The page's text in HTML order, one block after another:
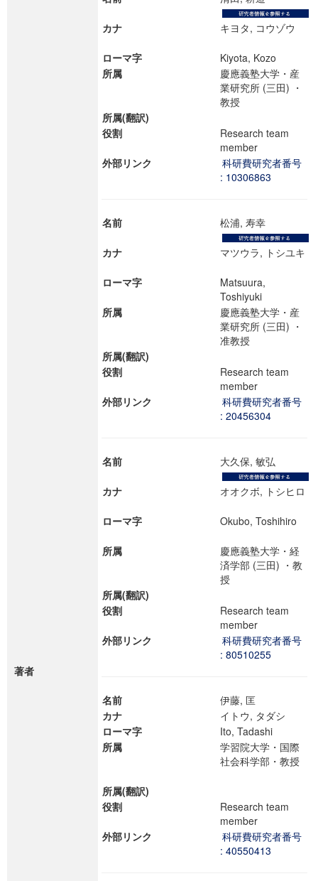
著者
カナ キヨタ, コウゾウ
ローマ字
Kiyota, Kozo
所属
慶應義塾大学・産
業研究所 (三田) ・
教授
所属(翻訳)
役割
Research team
member
外部リンク
科研費研究者番号
: 10306863
名前 松浦, 寿幸
カナ マツウラ, トシユキ
ローマ字
Matsuura,
Toshiyuki
所属
慶應義塾大学・産
業研究所 (三田) ・
准教授
所属(翻訳)
役割
Research team
member
外部リンク
科研費研究者番号
: 20456304
名前 大久保, 敏弘
カナ オオクボ, トシヒロ
ローマ字 Okubo, Toshihiro
所属
慶應義塾大学・経
済学部 (三田) ・教
授
所属(翻訳)
役割
Research team
member
外部リンク
科研費研究者番号
: 80510255
名前
伊藤, 匡
カナ
イトウ, タダシ
ローマ字
Ito, Tadashi
所属
学習院大学・国際
社会科学部・教授
所属(翻訳)
役割
Research team
member
外部リンク
科研費研究者番号
: 40550413